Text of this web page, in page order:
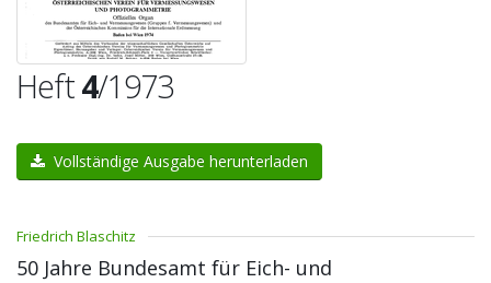
Heft4/1973
Vollständige Ausgabe herunterladen
Friedrich Blaschitz
50 Jahre Bundesamt für Eich- und